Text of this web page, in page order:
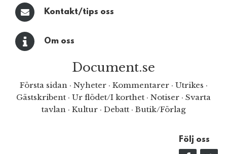
Kontakt/tips oss
Om oss
Document.se
Första sidan· Nyheter· Kommentarer· Utrikes ·
Gästskribent · Ur flödet/I korthet · Notiser · Svarta
tavlan · Kultur · Debatt · Butik/Förlag
Följ oss